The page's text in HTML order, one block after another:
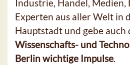
Industrie, Handel,
Experten aus aller Welt in
Hauptstadt und gebe auch
Wissenschafts- und
Berlin wichtige Impulse.